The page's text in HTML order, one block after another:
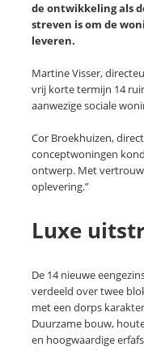
de ontwikkeling als
streven is om de
leveren.
Martine Visser,
vrij korte termijn 14
aanwezige sociale
Cor Broekhuizen,
conceptwoningen
ontwerp. Met
oplevering.”
Luxe
De 14 nieuwe
verdeeld over twee
met een dorps
Duurzame bouw,
en hoogwaardige